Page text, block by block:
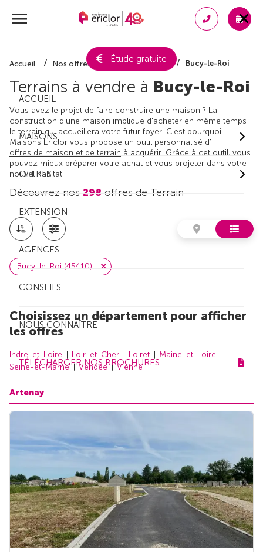
Étude gratuite
ACCUEIL
MAISONS
OFFRES
EXTENSION
AGENCES
CONSEILS
NOUS CONNAÎTRE
TÉLÉCHARGER NOS BROCHURES
Accueil Nos offres de terrain Loiret Bucy-le-Roi
Terrains à vendre à Bucy-le-Roi
Vous avez le projet de faire construire une maison ? La
construction d'une maison implique d'acheter en même temps
le terrain qui accueillera votre futur foyer. C'est pourquoi
Maisons Ericlor vous propose un outil personnalisé d'
offres de maison et de terrain à acquérir. Grâce à cet outil, vous
pouvez mieux préparer votre achat et vous projeter dans votre
nouvel habitat.
Découvrez nos 298 offres de Terrain
Bucy-le-Roi (45410)
Choisissez un département pour afficher
les offres
Indre-et-Loire Loir-et-Cher Loiret
Maine-et-Loire
Seine-et-Marne
Vendée Vienne
Artenay